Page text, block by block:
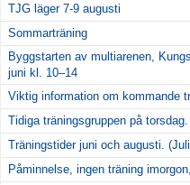
TJG läger 7-9 augusti
Sommarträning
Byggstarten av multiarenen,
juni kl. 10–14
Viktig information om kommande
Tidiga träningsgruppen på torsdag.
Träningstider juni och augusti.
Påminnelse, ingen träning